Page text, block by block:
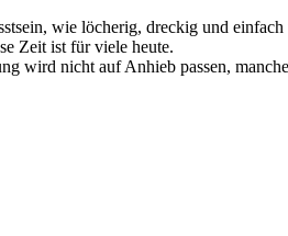
wie löcherig, dreckig und
Zeit ist für viele heute.
wird nicht auf Anhieb passen,